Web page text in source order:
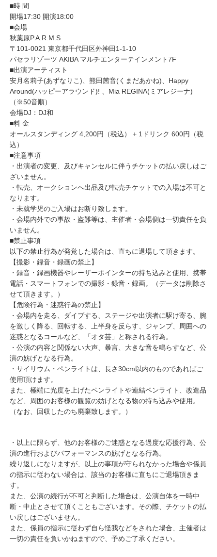
■時 間
開場17:30 開演18:00
■会場
秋葉原P.A.R.M.S
〒101-0021 東京都千代田区外神田1-1-10
パセラリゾーツ AKIBA マルチエンターテインメント7F
■出演アーティスト
安月名莉子(あずなりこ)、熊田茜音(くまだあかね)、Happy
Around(ハッピーアラウンド)! 、Mia REGINA(ミアレジーナ)
（※50音順）
会場DJ：DJ和
■料 金
オールスタンディング 4,200円（税込） + 1ドリンク 600円（税
込）
■注意事項
・出演者の変更、及びキャンセルに伴うチケットの払い戻しはご
ざいません。
・転売、オークションへ出品及び転売チケットでの入場は不可と
なります。
・未就学児のご入場はお断り致します。
・会場内外での事故・盗難等は、主催者・会場側は一切責任を負
いません。
■禁止事項
以下の禁止行為が発覚した場合は、直ちに退場して頂きます。
【撮影・録音・録画の禁止】
・録音・録画機器やレーザーポインターの持ち込みと使用、携帯
電話・スマートフォンでの撮影・録音・録画。（データは削除さ
せて頂きます。）
【危険行為・迷惑行為の禁止】
・会場内を走る、ダイブする、ステージや出演者に駆け寄る、腕
を激しく降る、回転する、上半身を反らす、ジャンプ、周囲への
迷惑となるコールなど、「オタ芸」と称される行為。
・公演の内容と関係ない大声、暴言、大きな音を鳴らすなど、公
演の妨げとなる行為。
・サイリウム・ペンライトは、長さ30cm以内のものであればご
使用頂けます。
また、極端に光度を上げたペンライトや連結ペンライト、改造品
など、周囲のお客様の観覧の妨げとなる物の持ち込みや使用。
（なお、回収したのち廃棄致します。）
・以上に限らず、他のお客様のご迷惑となる過度な応援行為、公
演の進行およびパフォーマンスの妨げとなる行為。
繰り返しになりますが、以上の事項が守られなかった場合や係員
の指示に従わない場合は、該当のお客様に直ちにご退場頂きま
す。
また、公演の続行が不可と判断した場合は、公演自体を一時中
断・中止とさせて頂くこともございます。その際、チケットの払
い戻しはございません。
また、係員の指示に従わず自ら怪我などをされた場合、主催者は
一切の責任を負いかねますので、予めご了承ください。